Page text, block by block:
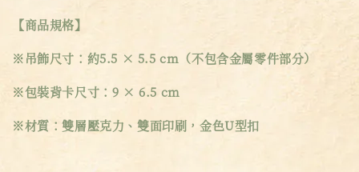
【商品規格】
※吊飾尺寸：約5.5 × 5.5 cm（不包含金屬零件部分）
※包裝背卡尺寸：9 × 6.5 cm
※材質：雙層壓克力、雙面印刷，金色U型扣